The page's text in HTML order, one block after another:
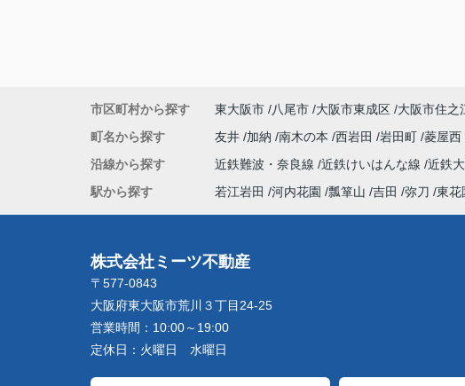
市区町村から探す 東大阪市 八尾市 大阪市東成区 大阪市住之
町名から探す
友井 加納 南木の本 西岩田 岩田町 菱屋西
沿線から探す
近鉄難波・奈良線 近鉄けいはんな線 近鉄
駅から探す
若江岩田 河内花園 瓢箪山 吉田 弥刀 東花
株式会社ミーツ不動産
〒577-0843
大阪府東大阪市荒川３丁目24-25
営業時間： 10:00～19:00
定休日： 火曜日 水曜日